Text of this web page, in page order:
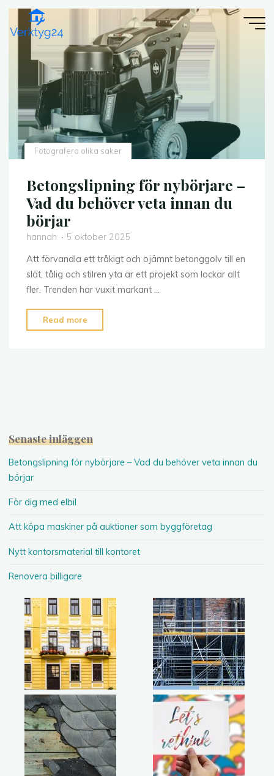
Skip
content
Fotografera olika saker
Betongslipning för nybörjare –
Vad du behöver veta innan du
börjar
hannah
5 oktober 2025
Att förvandla ett tråkigt och ojämnt betonggolv till en
slät, tålig och stilren yta är ett projekt som lockar allt
fler. Trenden har vuxit markant …
Read more
för
innan
du
Senaste inläggen
Betongslipning för nybörjare – Vad du behöver veta innan du
börjar
För dig med elbil
Att köpa maskiner på auktioner som byggföretag
Nytt kontorsmaterial till kontoret
Renovera billigare